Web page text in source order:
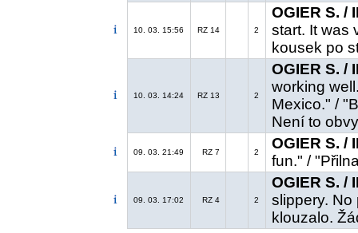
10. 03. 15:56 RZ 14 2
OGIER S. /
start. It was
kousek po
10. 03. 14:24 RZ 13 2
OGIER S. /
working
Mexico." /
Není to
09. 03. 21:49 RZ 7 2
OGIER S. /
fun." /
09. 03. 17:02 RZ 4 2
OGIER S. /
slippery. No
klouzalo.